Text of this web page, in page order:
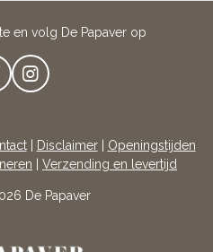
en volg De Papaver op
I
N
A
G
A
| Disclaimer| Openingstijden
Verzending en levertijd
De Papaver